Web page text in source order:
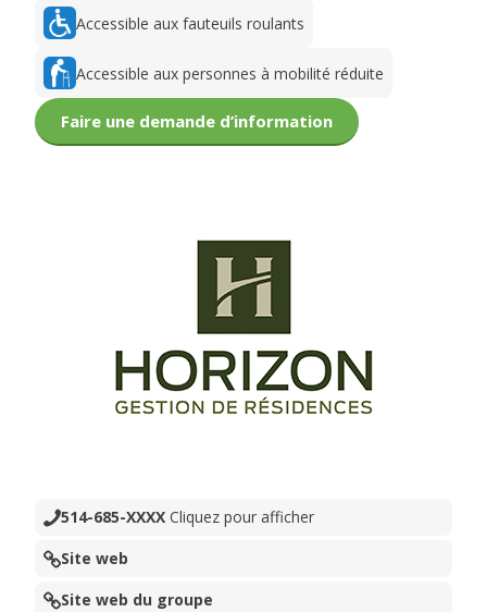
Accessible aux fauteuils roulants
Accessible aux personnes à mobilité réduite
Faire une demande d’information
514-685-XXXX Cliquez pour afficher
Site web
Site web du groupe